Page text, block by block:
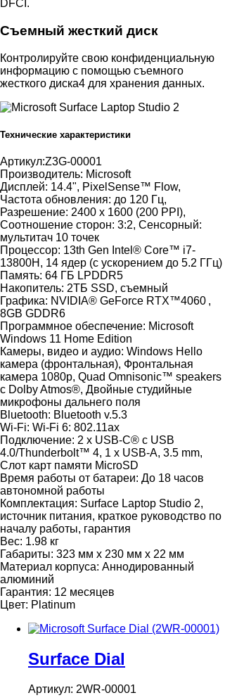
DFCI.
Съемный жесткий диск
Контролируйте свою конфиденциальную
информацию с помощью съемного
жесткого диска4 для хранения данных.
Технические характеристики
Артикул:Z3G-00001
Производитель: Microsoft
Дисплей: 14.4", PixelSense™ Flow,
Частота обновления: до 120 Гц,
Разрешение: 2400 х 1600 (200 PPI),
Соотношение сторон: 3:2, Сенсорный:
мультитач 10 точек
Процессор: 13th Gen Intel® Core™ i7-
13800H, 14 ядер (с ускорением до 5.2 ГГц)
Память: 64 ГБ LPDDR5
Накопитель: 2ТБ SSD, съемный
Графика: NVIDIA® GeForce RTX™4060 ,
8GB GDDR6
Программное обеспечение: Microsoft
Windows 11 Home Edition
Камеры, видео и аудио: Windows Hello
камера (фронтальная), Фронтальная
камера 1080p, Quad Omnisonic™ speakers
с Dolby Atmos®, Двойные студийные
микрофоны дальнего поля
Bluetooth: Bluetooth v.5.3
Wi-Fi: Wi-Fi 6: 802.11ax
Подключение: 2 x USB-C® с USB
4.0/Thunderbolt™ 4, 1 x USB-A, 3.5 mm,
Слот карт памяти MicroSD
Время работы от батареи: До 18 часов
автономной работы
Комплектация: Surface Laptop Studio 2,
источник питания, краткое руководство по
началу работы, гарантия
Вес: 1.98 кг
Габариты: 323 мм x 230 мм x 22 мм
Материал корпуса: Аннодированный
алюминий
Гарантия: 12 месяцев
Цвет: Platinum
Surface Dial
Артикул: 2WR-00001